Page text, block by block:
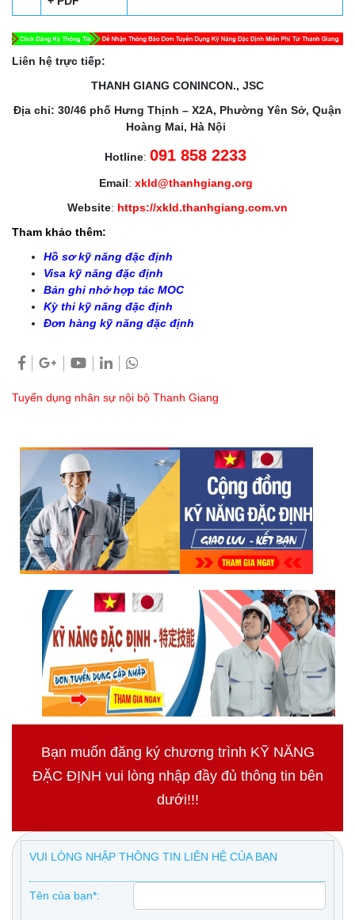
Liên hệ trực tiếp:
THANH GIANG CONINCON., JSC
Địa chỉ: 30/46 phố Hưng Thịnh – X2A, Phường Yên Sở, Quận
Hoàng Mai, Hà Nội
Hotline: 091 858 2233
Email: xkld@thanhgiang.org
Website: https://xkld.thanhgiang.com.vn
Tham khảo thêm:
Hồ sơ kỹ năng đặc định
Visa kỹ năng đặc định
Bản ghi nhớ hợp tác MOC
Kỳ thi kỹ năng đặc định
Đơn hàng kỹ năng đặc định
Tuyển dụng nhân sự nội bộ Thanh Giang
Bạn muốn đăng ký chương trình KỸ NĂNG
ĐẶC ĐỊNH vui lòng nhập đầy đủ thông tin bên
dưới!!!
VUI LÒNG NHẬP THÔNG TIN LIÊN HỆ CỦA BẠN
Tên của bạn*: